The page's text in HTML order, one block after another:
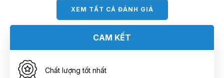
XEM TẤT CẢ ĐÁNH GIÁ
CAM KẾT
Chất lượng tốt nhất